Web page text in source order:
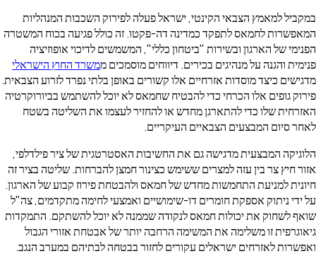
למאמץ הצבאי הקינטי, ישראל פעלה לפירוק השכבות המנהליות
לחמאס לתפקד כמדינה דה-פקטו. זה כולל פגיעה בכוח המשטרה
הארגון ובשירות "ביטחון כללי", המשמשים לדיכוי אופוזיציה
על מנהיגים בכירים. דיווחים מוסמכים ממשרד החוץ הישראלי
כיצד מוסדות אזרחיים אלו קשורים באופן בלתי נפרד לזרוע הצבאית.
אלו הכרחי כדי להבטיח שחמאס לא יוכל להשתמש בביורוקרטיה
שלו כדי להתארגן מחדש או להחזיר לעצמו את השליטה בשטח
המבצעים הצבאיים העיקריים.
המבצעית מדגישה גם את החשיבות האסטרטגית של ציר פילדלפי,
צר בין עזה למצרים ששימש כצינור חמצן להברחות. שליטה בציר זה
למניעת התחמשות מחדש של חמאס ולהבטחת פירוז קבוע של הארגון.
אספקת חומרים דו-שימושיים ואמצעי לחימה מתקדמים, צה"ל
את יכולות חמאס לנקודה שממנה לא יוכל להשתקם. התמקדות
זו משלימה את המשימה הרחבה יותר של אבטחת אזורי הגבול
לאזרחים ישראלים עקורים לחזור בבטחה לבתיהם במערב הנגב.